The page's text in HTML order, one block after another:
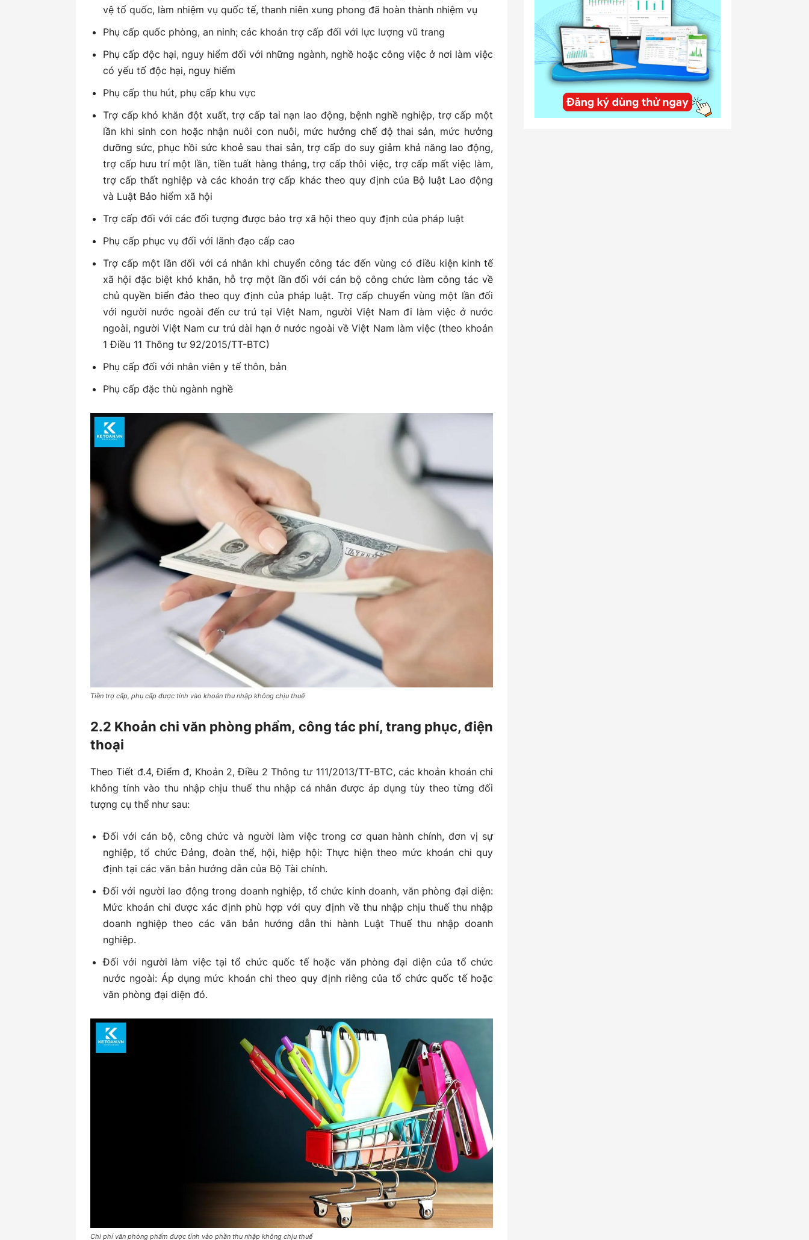
vệ tổ quốc, làm nhiệm vụ quốc tế, thanh niên xung phong đã hoàn thành nhiệm vụ
Phụ cấp quốc phòng, an ninh; các khoản trợ cấp đối với lực lượng vũ trang
Phụ cấp độc hại, nguy hiểm đối với những ngành, nghề hoặc công việc ở nơi làm việc
có yếu tố độc hại, nguy hiểm
Phụ cấp thu hút, phụ cấp khu vực
Trợ cấp khó khăn đột xuất, trợ cấp tai nạn lao động, bệnh nghề nghiệp, trợ cấp một
lần khi sinh con hoặc nhận nuôi con nuôi, mức hưởng chế độ thai sản, mức hưởng
dưỡng sức, phục hồi sức khoẻ sau thai sản, trợ cấp do suy giảm khả năng lao động,
trợ cấp hưu trí một lần, tiền tuất hàng tháng, trợ cấp thôi việc, trợ cấp mất việc làm,
trợ cấp thất nghiệp và các khoản trợ cấp khác theo quy định của Bộ luật Lao động
và Luật Bảo hiểm xã hội
Trợ cấp đối với các đối tượng được bảo trợ xã hội theo quy định của pháp luật
Phụ cấp phục vụ đối với lãnh đạo cấp cao
Trợ cấp một lần đối với cá nhân khi chuyển công tác đến vùng có điều kiện kinh tế
xã hội đặc biệt khó khăn, hỗ trợ một lần đối với cán bộ công chức làm công tác về
chủ quyền biển đảo theo quy định của pháp luật. Trợ cấp chuyển vùng một lần đối
với người nước ngoài đến cư trú tại Việt Nam, người Việt Nam đi làm việc ở nước
ngoài, người Việt Nam cư trú dài hạn ở nước ngoài về Việt Nam làm việc (theo khoản
1 Điều 11 Thông tư 92/2015/TT-BTC)
Phụ cấp đối với nhân viên y tế thôn, bản
Phụ cấp đặc thù ngành nghề
Tiền trợ cấp, phụ cấp được tính vào khoản thu nhập không chịu thuế
2.2 Khoản chi văn phòng phẩm, công tác phí, trang phục, điện
thoại
Theo Tiết đ.4, Điểm đ, Khoản 2, Điều 2 Thông tư 111/2013/TT-BTC, các khoản khoán chi
không tính vào thu nhập chịu thuế thu nhập cá nhân được áp dụng tùy theo từng đối
tượng cụ thể như sau:
Đối với cán bộ, công chức và người làm việc trong cơ quan hành chính, đơn vị sự
nghiệp, tổ chức Đảng, đoàn thể, hội, hiệp hội: Thực hiện theo mức khoán chi quy
định tại các văn bản hướng dẫn của Bộ Tài chính.
Đối với người lao động trong doanh nghiệp, tổ chức kinh doanh, văn phòng đại diện:
Mức khoán chi được xác định phù hợp với quy định về thu nhập chịu thuế thu nhập
doanh nghiệp theo các văn bản hướng dẫn thi hành Luật Thuế thu nhập doanh
nghiệp.
Đối với người làm việc tại tổ chức quốc tế hoặc văn phòng đại diện của tổ chức
nước ngoài: Áp dụng mức khoán chi theo quy định riêng của tổ chức quốc tế hoặc
văn phòng đại diện đó.
Chi phí văn phòng phẩm được tính vào phần thu nhập không chịu thuế